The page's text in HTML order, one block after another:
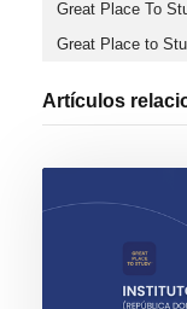
Great Place To
Great Place to
Artículos